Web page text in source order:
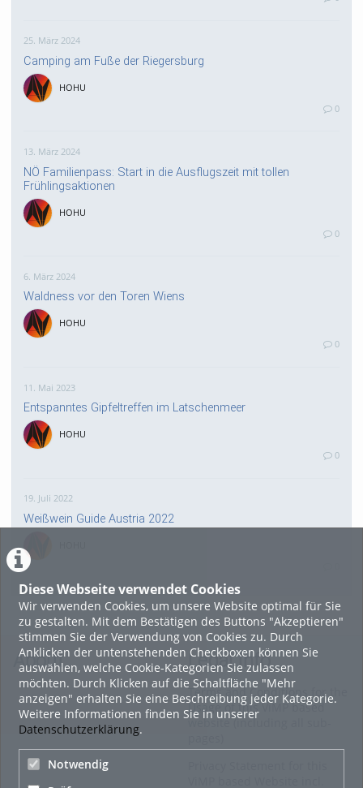
Diese Webseite verwendet Cookies
Wir verwenden Cookies, um unsere Website optimal für Sie
zu gestalten. Mit dem Bestätigen des Buttons "Akzeptieren"
stimmen Sie der Verwendung von Cookies zu. Durch
Anklicken der untenstehenden Checkboxen können Sie
auswählen, welche Cookie-Kategorien Sie zulassen
möchten. Durch Klicken auf die Schaltfläche "Mehr
anzeigen" erhalten Sie eine Beschreibung jeder Kategorie.
Weitere Informationen finden Sie in unserer
Datenschutzerklärung.
Notwendig
25. März 2024
Camping am Fuße der Riegersburg
HOHU
0
13. März 2024
NÖ Familienpass: Start in die Ausflugszeit mit tollen
Frühlingsaktionen
HOHU
0
6. März 2024
Waldness vor den Toren Wiens
HOHU
0
11. Mai 2023
Entspanntes Gipfeltreffen im Latschenmeer
HOHU
0
19. Juli 2022
Weißwein Guide Austria 2022
16. Mai 2022
neuer Test-Newsbeitrag
HOHU
9. Mai 2022
¨Haager Lies reloaded“ - der neue Top-Radweg in OÖ
verbindet
About Legal Info
Terms and Conditions for the
Usage of this ViMP based
website (including all sub-